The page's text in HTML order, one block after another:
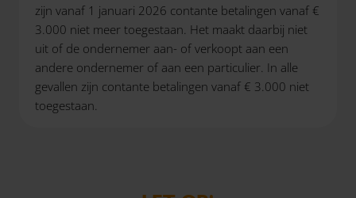
zijn vanaf 1 januari 2026 contante betalingen vanaf €
3.000 niet meer toegestaan. Het maakt daarbij niet
uit of de ondernemer aan- of verkoopt aan een
andere ondernemer of aan een particulier. In alle
gevallen zijn contante betalingen vanaf € 3.000 niet
toegestaan.